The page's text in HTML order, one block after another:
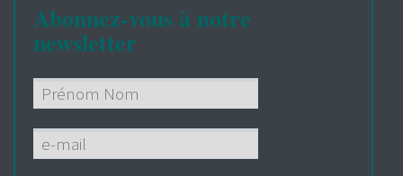
Abonnez-vous à notre
newsletter